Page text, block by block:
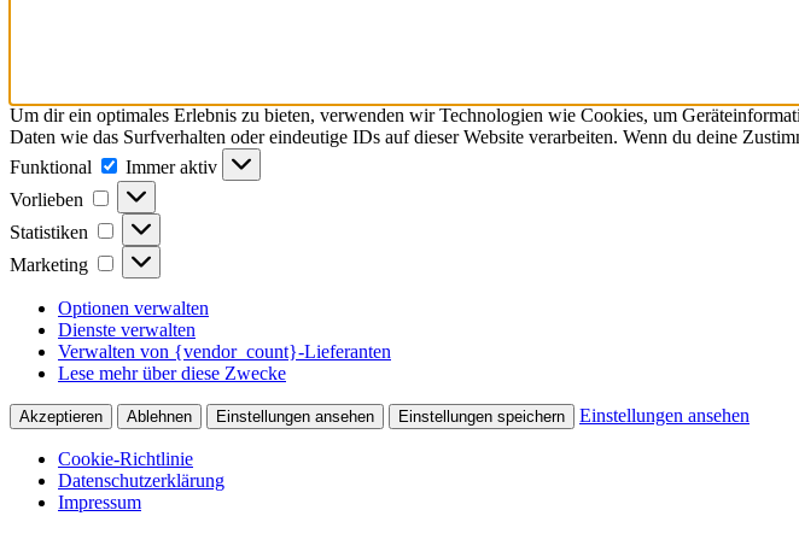
Um dir ein optimales Erlebnis zu bieten, verwenden wir Technologien wie Cookies, um
Daten wie das Surfverhalten oder eindeutige IDs auf dieser Website verarbeiten. Wenn du deine
Funktional
Funktional
Immer aktiv
Vorlieben
Vorlieben
Statistiken Statistiken
Marketing Marketing
Optionen verwalten
Dienste verwalten
Verwalten von {vendor_count}-Lieferanten
Lese mehr über diese Zwecke
Akzeptieren Ablehnen Einstellungen ansehen Einstellungen speichern Einstellungen ansehen
Cookie-Richtlinie
Datenschutzerklärung
Impressum